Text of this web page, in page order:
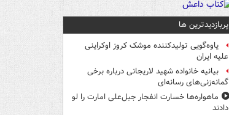
پربازدیدترین ها
یاوه‌گویی تولیدکننده موشک کروز اوکراینی
علیه ایران
بیانیه خانواده شهید لاریجانی درباره برخی
گمانه‌زنی‌های رسانه‌ای
ماهواره‌ها خسارت انفجار جبل‌علی امارت را لو
دادند